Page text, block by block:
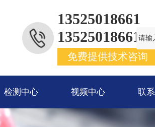
13525018661
13525018661
免费提供技术咨询
检测中心 视频中心 联